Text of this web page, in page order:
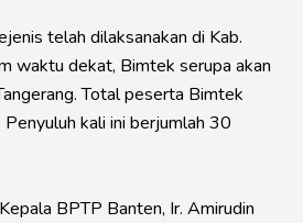
telah dilaksanakan di Kab.
waktu dekat, Bimtek serupa akan
Total peserta Bimtek
kali ini berjumlah 30
BPTP Banten, Ir. Amirudin